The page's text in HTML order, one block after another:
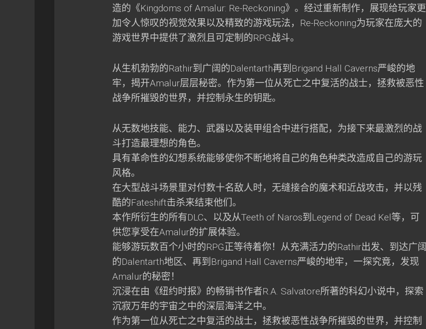
造的《Kingdoms of Amalur: Re-Reckoning》。经过重新制作，展现给玩家更
加令人惊叹的视觉效果以及精致的游戏玩法，Re-Reckoning为玩家在庞大的
游戏世界中提供了激烈且可定制的RPG战斗。
从生机勃勃的Rathir到广阔的Dalentarth再到Brigand Hall Caverns严峻的地
牢，揭开Amalur层层秘密。作为第一位从死亡之中复活的战士，拯救被恶性
战争所摧毁的世界，并控制永生的钥匙。
从无数地技能、能力、武器以及装甲组合中进行搭配，为接下来最激烈的战
斗打造最理想的角色。
具有革命性的幻想系统能够使你不断地将自己的角色种类改造成自己的游玩
风格。
在大型战斗场景里对付数十名敌人时，无缝接合的魔术和近战攻击，并以残
酷的Fateshift击杀来结束他们。
本作所衍生的所有DLC、以及从Teeth of Naros到Legend of Dead Kel等，可
供您享受在Amalur的扩展体验。
能够游玩数百个小时的RPG正等待着你！从充满活力的Rathir出发、到达广阔
的Dalentarth地区、再到Brigand Hall Caverns严峻的地牢，一探究竟，发现
Amalur的秘密！
沉浸在由《纽约时报》的畅销书作者R.A. Salvatore所著的科幻小说中，探索
沉寂万年的宇宙之中的深层海洋之中。
作为第一位从死亡之中复活的战士，拯救被恶性战争所摧毁的世界，并控制